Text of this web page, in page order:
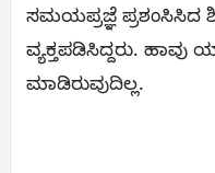
ಸಮಯಪ್ರಜ್ಞೆ ಪ್ರಶಂಸಿಸಿದ
ವ್ಯಕ್ತಪಡಿಸಿದ್ದರು.
ಮಾಡಿರುವುದಿಲ್ಲ.